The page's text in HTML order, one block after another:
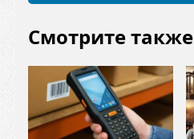
Смотрите также